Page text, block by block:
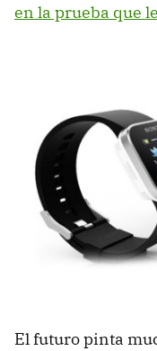
en la prueba que
El futuro pinta